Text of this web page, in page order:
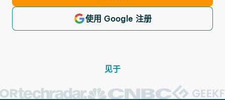
使用 Google 注册
见于